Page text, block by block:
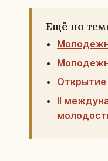
Ещё по
Открытие
II